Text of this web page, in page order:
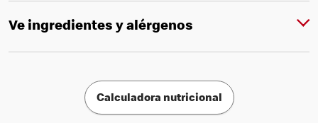
Ve ingredientes y alérgenos
Calculadora nutricional